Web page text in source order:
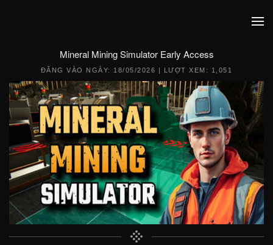
Mineral Mining Simulator Early Access
ĐĂNG VÀO NGÀY: 18/05/2026 | LƯỢT XEM: 1,051